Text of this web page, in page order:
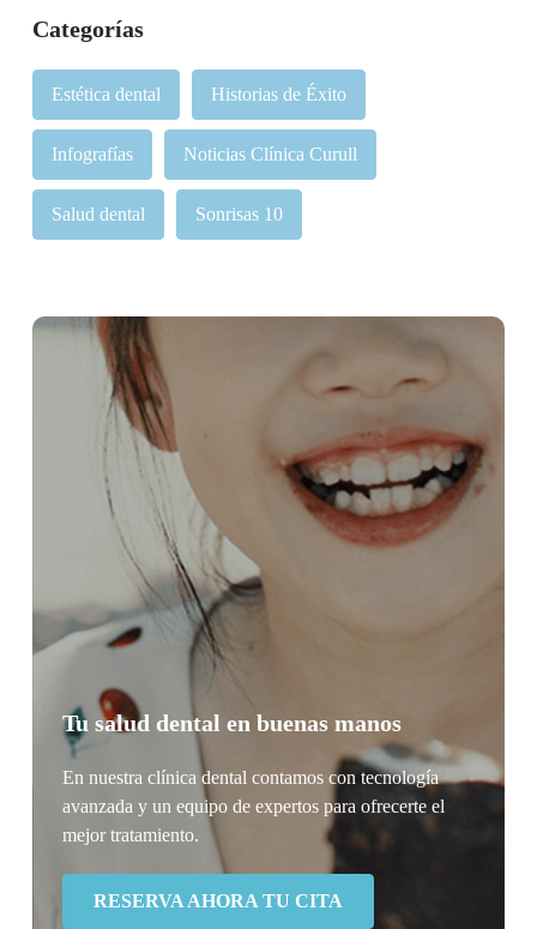
Categorías
Estética dental Historias de Éxito
Infografías Noticias Clínica Curull
Salud dental Sonrisas 10
Tu salud dental en buenas manos
En nuestra clínica dental contamos con tecnología
avanzada y un equipo de expertos para ofrecerte el
mejor tratamiento.
RESERVA AHORA TU CITA